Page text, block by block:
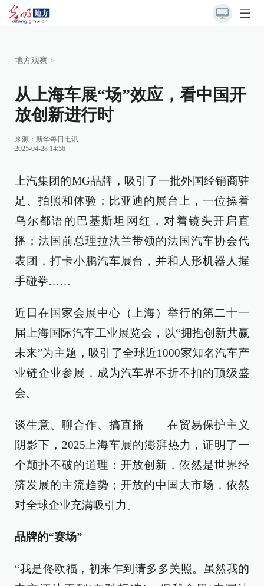
地方观察 >
从上海车展“场”效应，看中国开
放创新进行时
来源： 新华每日电讯
2025-04-28 14:56
上汽集团的MG品牌，吸引了一批外国经销商驻
足、拍照和体验；比亚迪的展台上，一位操着
乌尔都语的巴基斯坦网红，对着镜头开启直
播；法国前总理拉法兰带领的法国汽车协会代
表团，打卡小鹏汽车展台，并和人形机器人握
手碰拳……
近日在国家会展中心（上海）举行的第二十一
届上海国际汽车工业展览会，以“拥抱创新共赢
未来”为主题，吸引了全球近1000家知名汽车产
业链企业参展，成为汽车界不折不扣的顶级盛
会。
谈生意、聊合作、搞直播——在贸易保护主义
阴影下，2025上海车展的澎湃热力，证明了一
个颠扑不破的道理：开放创新，依然是世界经
济发展的主流趋势；开放的中国大市场，依然
对全球企业充满吸引力。
品牌的“赛场”
“我是佟欧福，初来乍到请多多关照。虽然我的